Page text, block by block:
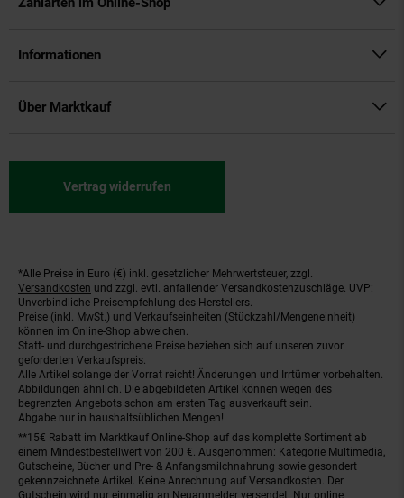
Informationen
Über Marktkauf
Vertrag widerrufen
Fußnoten
*Alle Preise in Euro (€) inkl. gesetzlicher Mehrwertsteuer, zzgl.
Versandkosten und zzgl. evtl. anfallender Versandkostenzuschläge. UVP:
Unverbindliche Preisempfehlung des Herstellers.
Preise (inkl. MwSt.) und Verkaufseinheiten (Stückzahl/Mengeneinheit)
können im Online-Shop abweichen.
Statt- und durchgestrichene Preise beziehen sich auf unseren zuvor
geforderten Verkaufspreis.
Alle Artikel solange der Vorrat reicht! Änderungen und Irrtümer vorbehalten.
Abbildungen ähnlich. Die abgebildeten Artikel können wegen des
begrenzten Angebots schon am ersten Tag ausverkauft sein.
Abgabe nur in haushaltsüblichen Mengen!
**15€ Rabatt im Marktkauf Online-Shop auf das komplette Sortiment ab
einem Mindestbestellwert von 200 €. Ausgenommen: Kategorie Multimedia,
Gutscheine, Bücher und Pre- & Anfangsmilchnahrung sowie gesondert
gekennzeichnete Artikel. Keine Anrechnung auf Versandkosten. Der
Gutschein wird nur einmalig an Neuanmelder versendet. Nur online